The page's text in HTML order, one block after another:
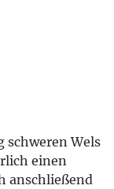
schweren Wels
einen
anschließend